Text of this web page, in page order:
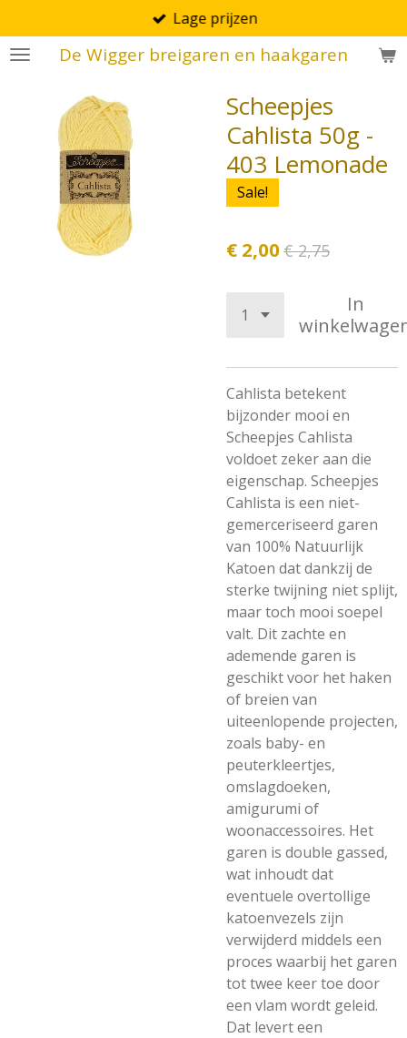
direct
naar
hoofdinhoud
De Wigger breigaren en haakgaren
Lage prijzen
Scheepjes
Cahlista 50g -
403 Lemonade
Sale!
€ 2,00 € 2,75
In
Cahlista betekent
bijzonder mooi en
Scheepjes Cahlista
voldoet zeker aan die
eigenschap. Scheepjes
Cahlista is een niet-
gemerceriseerd garen
van 100% Natuurlijk
Katoen dat dankzij de
sterke twijning niet splijt,
maar toch mooi soepel
valt. Dit zachte en
ademende garen is
geschikt voor het haken
of breien van
uiteenlopende projecten,
zoals baby- en
peuterkleertjes,
omslagdoeken,
amigurumi of
woonaccessoires. Het
garen is double gassed,
wat inhoudt dat
eventuele overtollige
katoenvezels zijn
verwijderd middels een
proces waarbij het garen
tot twee keer toe door
een vlam wordt geleid.
Dat levert een